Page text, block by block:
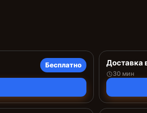
Бесплатно Доставка
30 мин